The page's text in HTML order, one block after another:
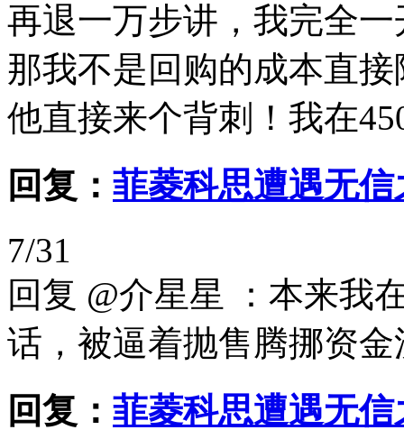
再退一万步讲，我完全
那我不是回购的成本直
他直接来个背刺！我在
回复： 菲菱科思遭遇无
7/31
回复 @介星星 ：本来我
话，被逼着抛售腾挪资
回复： 菲菱科思遭遇无